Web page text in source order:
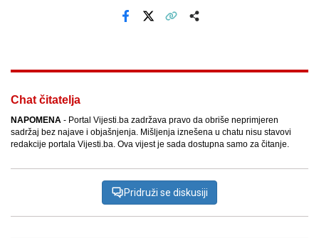
Chat čitatelja
NAPOMENA - Portal Vijesti.ba zadržava pravo da obriše neprimjeren
sadržaj bez najave i objašnjenja. Mišljenja iznešena u chatu nisu stavovi
redakcije portala Vijesti.ba. Ova vijest je sada dostupna samo za čitanje.
Pridruži se diskusiji